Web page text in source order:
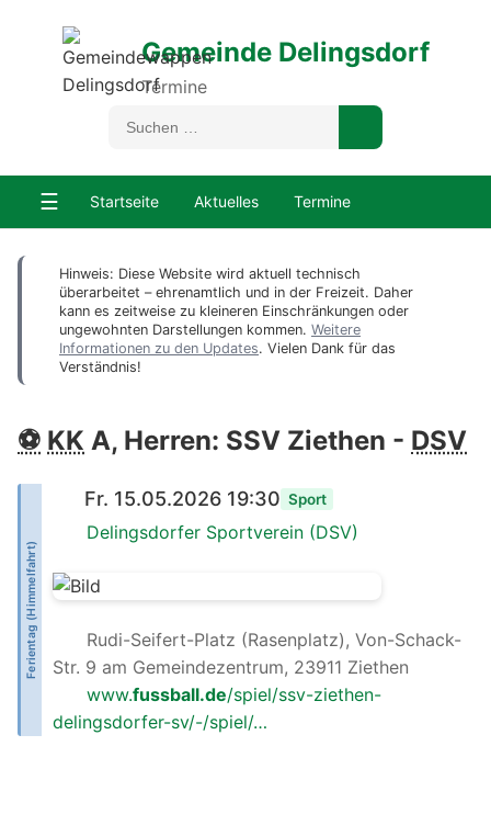
Gemeinde Delingsdorf
Termine
☰ Startseite Aktuelles Termine
Hinweis: Diese Website wird aktuell technisch
überarbeitet – ehrenamtlich und in der Freizeit. Daher
kann es zeitweise zu kleineren Einschränkungen oder
ungewohnten Darstellungen kommen. Weitere
Informationen zu den Updates. Vielen Dank für das
Verständnis!
⚽ KK A, Herren: SSV Ziethen - DSV
Ferientag (Himmelfahrt)
Fr. 15.05.2026 19:30 Sport
Delingsdorfer Sportverein (DSV)
Rudi-Seifert-Platz (Rasenplatz), Von-Schack-
Str. 9 am Gemeindezentrum, 23911 Ziethen
www.fussball.de/spiel/ssv-ziethen-
delingsdorfer-sv/-/spiel/…